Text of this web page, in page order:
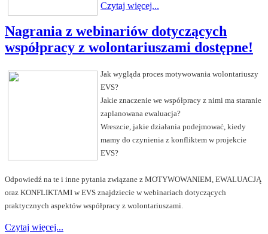
Czytaj więcej...
Nagrania z webinariów dotyczących
współpracy z wolontariuszami dostępne!
Jak wygląda proces motywowania wolontariuszy
EVS?
Jakie znaczenie we współpracy z nimi ma staranie
zaplanowana ewaluacja?
Wreszcie, jakie działania podejmować, kiedy
mamy do czynienia z konfliktem w projekcie
EVS?
Odpowiedź na te i inne pytania związane z MOTYWOWANIEM, EWALUACJĄ
oraz KONFLIKTAMI w EVS znajdziecie w webinariach dotyczących
praktycznych aspektów współpracy z wolontariuszami.
Czytaj więcej...